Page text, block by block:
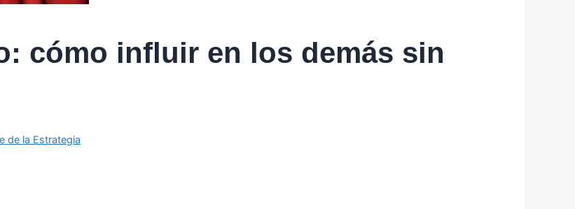
cómo influir en los demás sin
de la Estrategia